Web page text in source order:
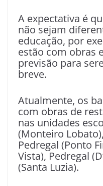
A expectativa é
não sejam
educação, por
estão com obras
previsão para
breve.
Atualmente, os
com obras de
nas unidades
(Monteiro
Pedregal (Ponto
Vista), Pedregal
(Santa Luzia).